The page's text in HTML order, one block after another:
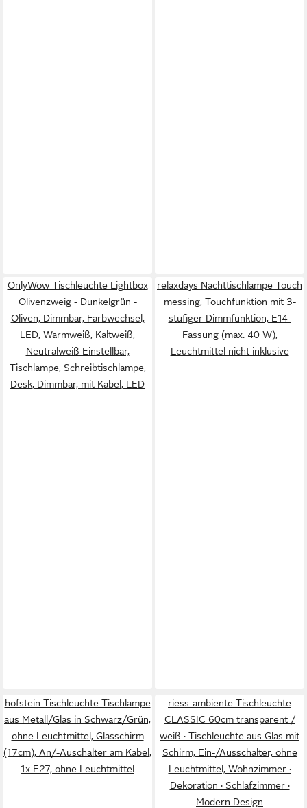
OnlyWow Tischleuchte Lightbox
Olivenzweig - Dunkelgrün -
Oliven, Dimmbar, Farbwechsel,
LED, Warmweiß, Kaltweiß,
Neutralweiß Einstellbar,
Tischlampe, Schreibtischlampe,
Desk, Dimmbar, mit Kabel, LED
relaxdays Nachttischlampe Touch
messing, Touchfunktion mit 3-
stufiger Dimmfunktion, E14-
Fassung (max. 40 W),
Leuchtmittel nicht inklusive
hofstein Tischleuchte Tischlampe
aus Metall/Glas in Schwarz/Grün,
ohne Leuchtmittel, Glasschirm
(17cm), An/-Auschalter am Kabel,
1x E27, ohne Leuchtmittel
riess-ambiente Tischleuchte
CLASSIC 60cm transparent /
weiß · Tischleuchte aus Glas mit
Schirm, Ein-/Ausschalter, ohne
Leuchtmittel, Wohnzimmer ·
Dekoration · Schlafzimmer ·
Modern Design